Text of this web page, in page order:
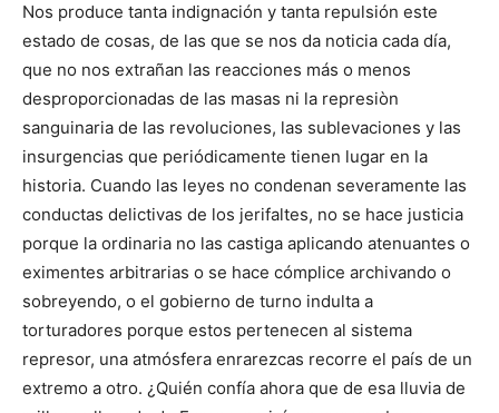
Nos produce tanta indignación y tanta repulsión este
estado de cosas, de las que se nos da noticia cada día,
que no nos extrañan las reacciones más o menos
desproporcionadas de las masas ni la represiòn
sanguinaria de las revoluciones, las sublevaciones y las
insurgencias que periódicamente tienen lugar en la
historia. Cuando las leyes no condenan severamente las
conductas delictivas de los jerifaltes, no se hace justicia
porque la ordinaria no las castiga aplicando atenuantes o
eximentes arbitrarias o se hace cómplice archivando o
sobreyendo, o el gobierno de turno indulta a
torturadores porque estos pertenecen al sistema
represor, una atmósfera enrarezcas recorre el país de un
extremo a otro. ¿Quién confía ahora que de esa lluvia de